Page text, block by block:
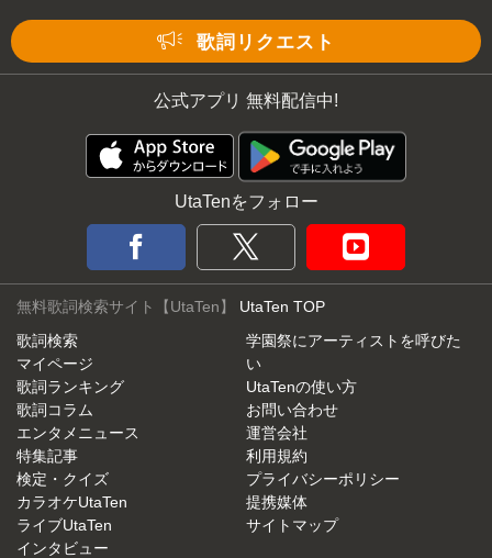
歌詞リクエスト
公式アプリ 無料配信中!
UtaTenをフォロー
無料歌詞検索サイト【UtaTen】 UtaTen TOP
歌詞検索
マイページ
歌詞ランキング
歌詞コラム
エンタメニュース
特集記事
検定・クイズ
カラオケUtaTen
ライブUtaTen
インタビュー
学園祭にアーティストを呼びた
い
UtaTenの使い方
お問い合わせ
運営会社
利用規約
プライバシーポリシー
提携媒体
サイトマップ